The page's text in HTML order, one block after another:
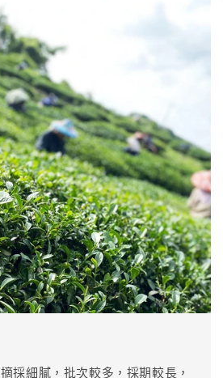
採細膩，批次較多，採期較長，